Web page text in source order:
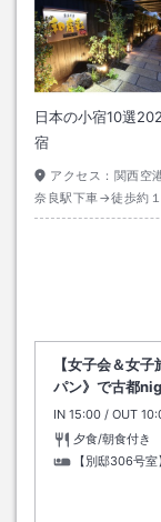
日本の小宿10選
宿
アクセス： 関西空
奈良駅下車→徒歩約
【女子会＆女
パン》で古都
IN チェックイン
15:00 / OUT チ
夕食/朝食付き
【別邸306号